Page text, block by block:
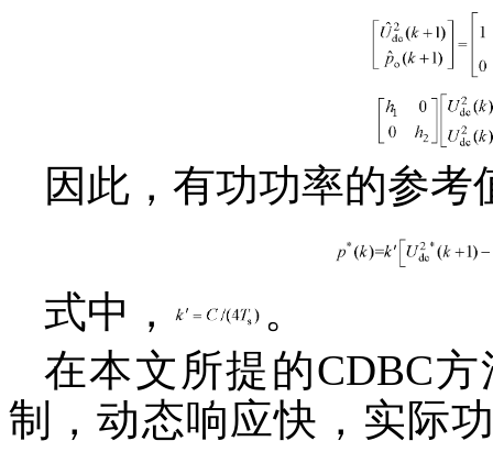
因此，有功功率的参考
式中，
。
在本文所提的CDBC
制，动态响应快，实际